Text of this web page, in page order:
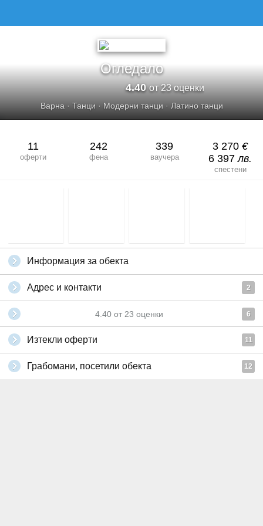
Огледало
4.40от 23 оценки
Варна· Танци· Модерни танци· Латино танци
11
оферти
242
фена
339
ваучера
3 270 €
6 397лв.
спестени
Информация за обекта
Адрес и контакти 2
4.40 от 23 оценки 6
Изтекли оферти 11
Грабомани, посетили обекта 12